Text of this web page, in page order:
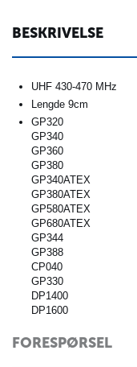
BESKRIVELSE
UHF 430-470 MHz
Lengde 9cm
GP320
GP340
GP360
GP380
GP340ATEX
GP380ATEX
GP580ATEX
GP680ATEX
GP344
GP388
CP040
GP330
DP1400
DP1600
FORESPØRSEL